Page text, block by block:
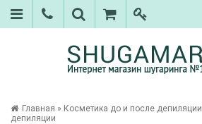
Главная » Косметика до и после депиляции
депиляции